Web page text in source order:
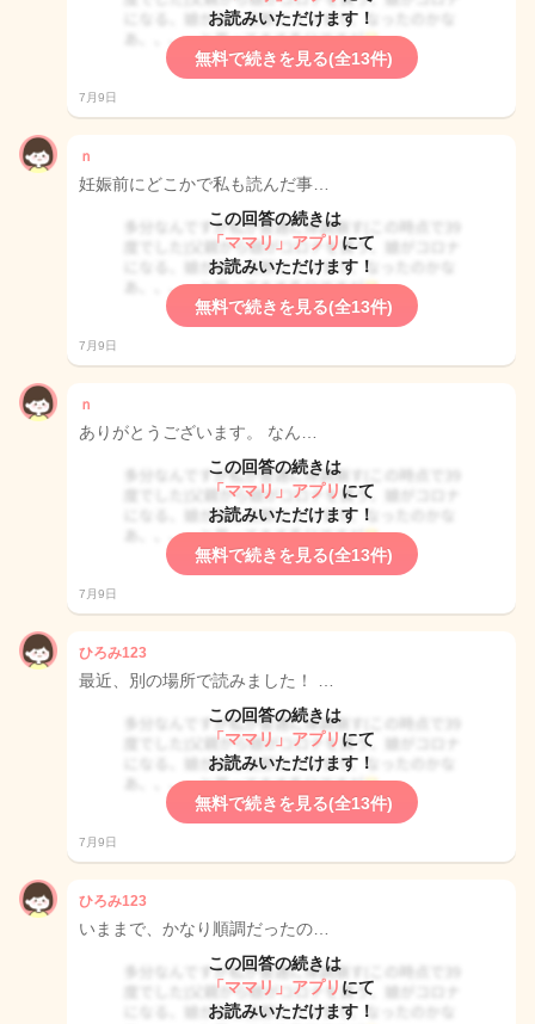
お読みいただけます！
無料で続きを見る(全13件)
7月9日
ｎ
妊娠前にどこかで私も読んだ事…
この回答の続きは
「ママリ」アプリ にて
お読みいただけます！
無料で続きを見る(全13件)
7月9日
ｎ
ありがとうございます。 なん…
この回答の続きは
「ママリ」アプリ にて
お読みいただけます！
無料で続きを見る(全13件)
7月9日
ひろみ123
最近、別の場所で読みました！ …
この回答の続きは
「ママリ」アプリ にて
お読みいただけます！
無料で続きを見る(全13件)
7月9日
ひろみ123
いままで、かなり順調だったの…
この回答の続きは
「ママリ」アプリ にて
お読みいただけます！